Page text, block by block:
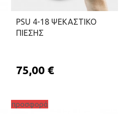
PSU 4-18 ΨΕΚΑΣΤΙΚΟ
ΠΙΕΣΗΣ
75,00 €
προσφορά